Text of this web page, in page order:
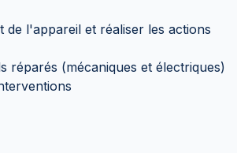
de l'appareil et réaliser les actions
réparés (mécaniques et électriques)